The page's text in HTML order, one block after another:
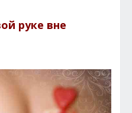
руке вне